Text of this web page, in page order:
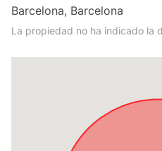
Barcelona, Barcelona
La propiedad no ha indicado la